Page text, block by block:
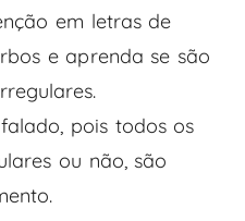
em letras de
e aprenda se são
pois todos os
ou não, são